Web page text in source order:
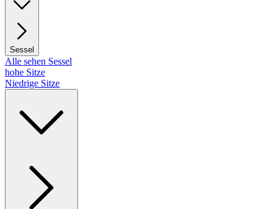
Sessel
Alle sehen Sessel
hohe Sitze
Niedrige Sitze